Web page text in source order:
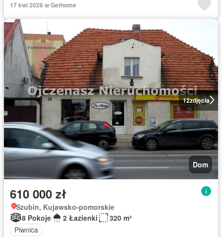
17 kwi 2026 w Gethome
12zdjęcia
Dom
610 000 zł
Szubin, Kujawsko-pomorskie
8 Pokoje
2 Łazienki
320 m²
Piwnica